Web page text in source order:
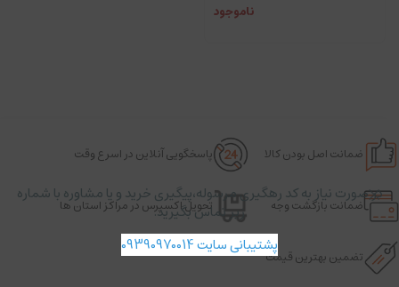
ناموجود
ضمانت اصل بودن کالا پاسخگویی آنلاین در اسرع وقت
ضمانت بازگشت وجه تحویل اکسپرس در مراکز استان ها
تضمین بهترین قیمت
در صورت نیاز به کد رهگیری مرسوله،پیگیری خرید و یا مشاوره با شماره
زیر تماس بگیرید.
پشتیبانی سایت 09390970014